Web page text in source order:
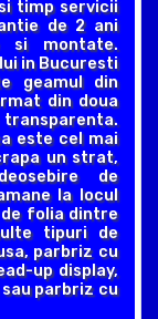
timp servicii
de 2 ani
si montate.
in Bucuresti
geamul din
din doua
este cel mai
un strat,
de
la locul
folia dintre
tipuri de
parbriz cu
up display,
parbriz cu